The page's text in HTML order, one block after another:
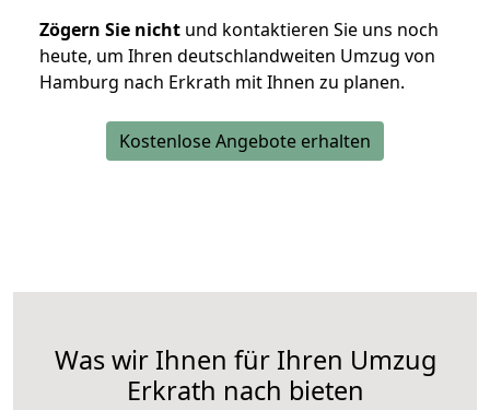
Zögern Sie nicht und kontaktieren Sie uns noch
heute, um Ihren deutschlandweiten Umzug von
Hamburg nach Erkrath mit Ihnen zu planen.
Kostenlose Angebote erhalten
Was wir Ihnen für Ihren Umzug
Erkrath nach bieten